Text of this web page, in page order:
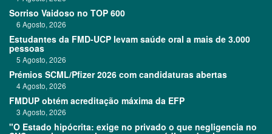
Sorriso Vaidoso no TOP 600
6 Agosto, 2026
Estudantes da FMD-UCP levam saúde oral a mais de 3.000
pessoas
5 Agosto, 2026
Prémios SCML/Pfizer 2026 com candidaturas abertas
4 Agosto, 2026
FMDUP obtém acreditação máxima da EFP
3 Agosto, 2026
"O Estado hipócrita: exige no privado o que negligencia no